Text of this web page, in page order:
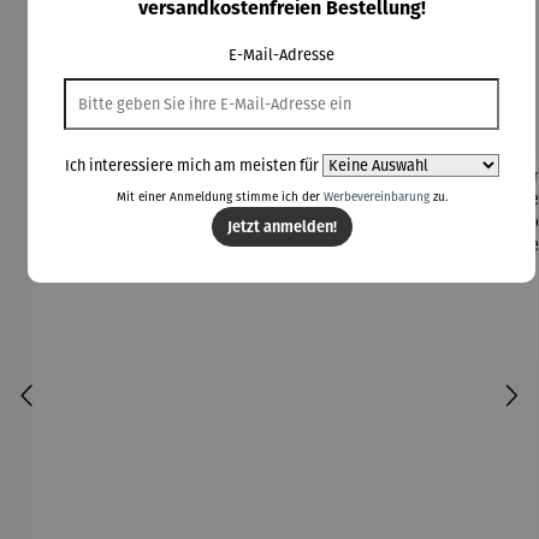
Kunden kauften auch
versandkostenfreien Bestellung!
E-Mail-Adresse
Ich interessiere mich am meisten für
Mit einer Anmeldung stimme ich der Werbevereinbarungzu.
Jetzt anmelden!